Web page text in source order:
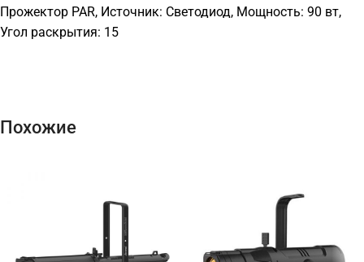
Прожектор PAR, Источник: Светодиод, Мощность: 90 вт,
Угол раскрытия: 15
Похожие